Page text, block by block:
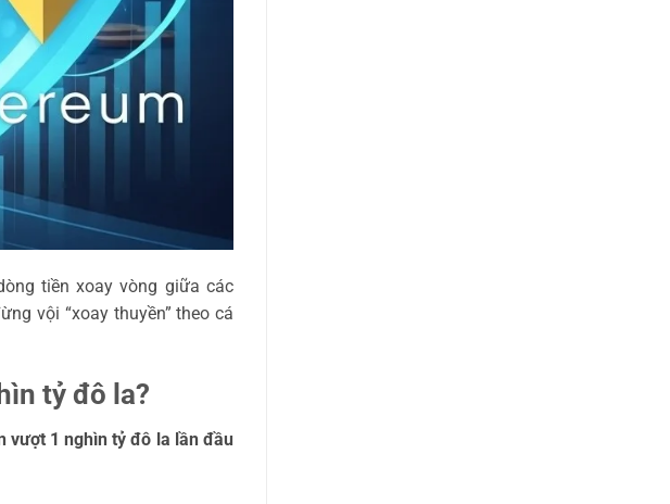
tiền xoay vòng giữa các
vội “xoay thuyền” theo cá
tỷ đô la?
vượt 1 nghìn tỷ đô la lần đầu